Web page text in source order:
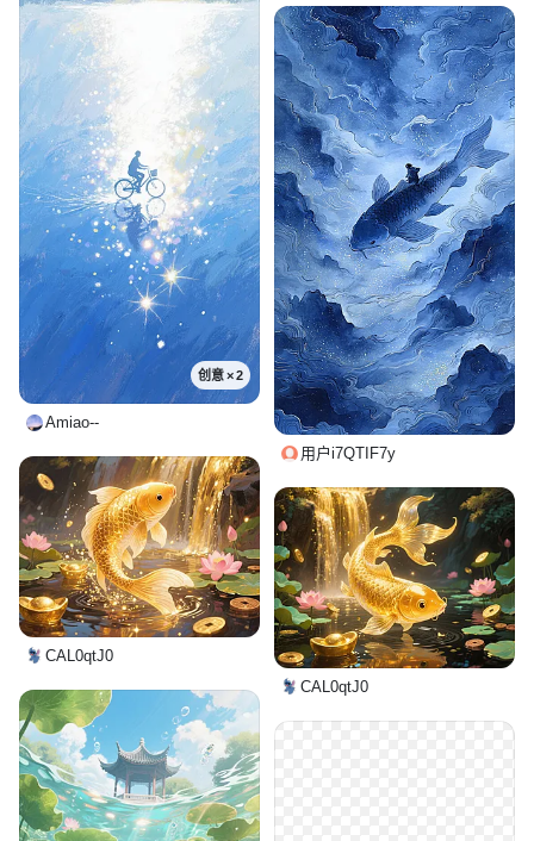
创意 × 2
Amiao--
用户i7QTIF7y
CAL0qtJ0
CAL0qtJ0